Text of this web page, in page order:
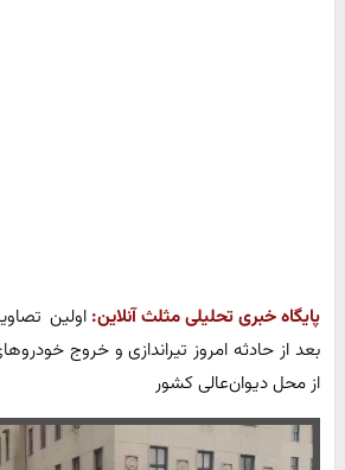
پایگاه خبری تحلیلی مثلث آنلاین: اولین
بعد از حادثه امروز تیراندازی و خروج
از محل دیوان‌عالی کشور